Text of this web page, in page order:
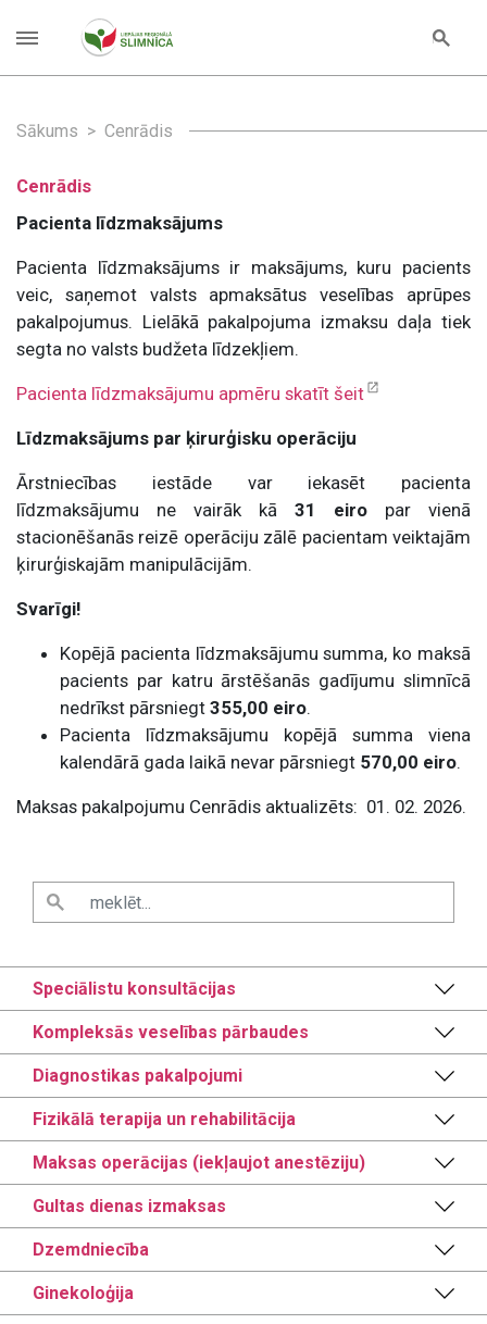
Sākums Cenrādis
Cenrādis
Pacienta līdzmaksājums
Pacienta līdzmaksājums ir maksājums, kuru pacients
veic, saņemot valsts apmaksātus veselības aprūpes
pakalpojumus. Lielākā pakalpojuma izmaksu daļa tiek
segta no valsts budžeta līdzekļiem.
Pacienta līdzmaksājumu apmēru skatīt šeit
Līdzmaksājums par ķirurģisku operāciju
Ārstniecības iestāde var iekasēt pacienta
līdzmaksājumu ne vairāk kā 31 eiro par vienā
stacionēšanās reizē operāciju zālē pacientam veiktajām
ķirurģiskajām manipulācijām.
Svarīgi!
Kopējā pacienta līdzmaksājumu summa, ko maksā
pacients par katru ārstēšanās gadījumu slimnīcā
nedrīkst pārsniegt 355,00 eiro.
Pacienta līdzmaksājumu kopējā summa viena
kalendārā gada laikā nevar pārsniegt 570,00 eiro.
Maksas pakalpojumu Cenrādis aktualizēts: 01. 02. 2026.
Speciālistu konsultācijas
Kompleksās veselības pārbaudes
Diagnostikas pakalpojumi
Fizikālā terapija un rehabilitācija
Maksas operācijas (iekļaujot anestēziju)
Gultas dienas izmaksas
Dzemdniecība
Ginekoloģija